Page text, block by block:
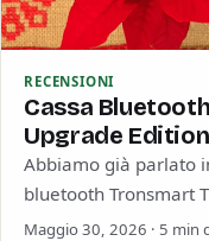
RECENSIONI
Cassa
Upgrade
Abbiamo già parlato
bluetooth Tronsmart
soprattutto la
Maggio 30, 2026 · 5 min